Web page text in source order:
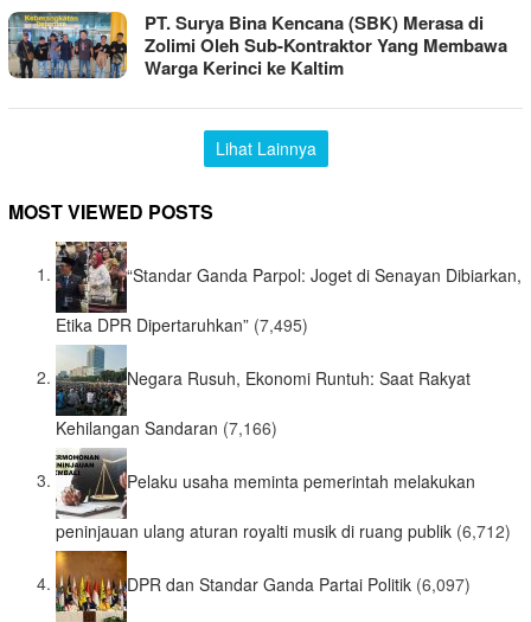
PT. Surya Bina Kencana (SBK) Merasa di
Zolimi Oleh Sub-Kontraktor Yang Membawa
Warga Kerinci ke Kaltim
Lihat Lainnya
MOST VIEWED POSTS
“Standar Ganda Parpol: Joget di Senayan Dibiarkan,
Etika DPR Dipertaruhkan” (7,495)
Negara Rusuh, Ekonomi Runtuh: Saat Rakyat
Kehilangan Sandaran (7,166)
Pelaku usaha meminta pemerintah melakukan
peninjauan ulang aturan royalti musik di ruang publik (6,712)
DPR dan Standar Ganda Partai Politik (6,097)